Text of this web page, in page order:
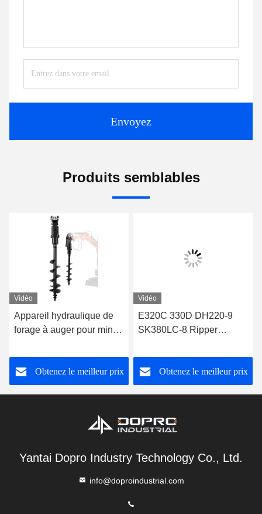
Envoyez
Produits semblables
Vidéo
Appareil hydraulique de
forage à auger pour mini-
45" de profondeur
Obtenez le meilleur prix
Vidéo
E320C 330D DH220-9
SK380LC-8 Ripper
hydraulique Vibro Ripper
Obtenez le meilleur prix
Yantai Dopro Industry Technology Co., Ltd.
info@doproindustrial.com